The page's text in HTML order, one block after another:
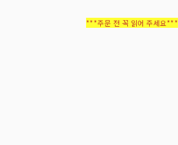
***주문 전 꼭 읽어 주세요***